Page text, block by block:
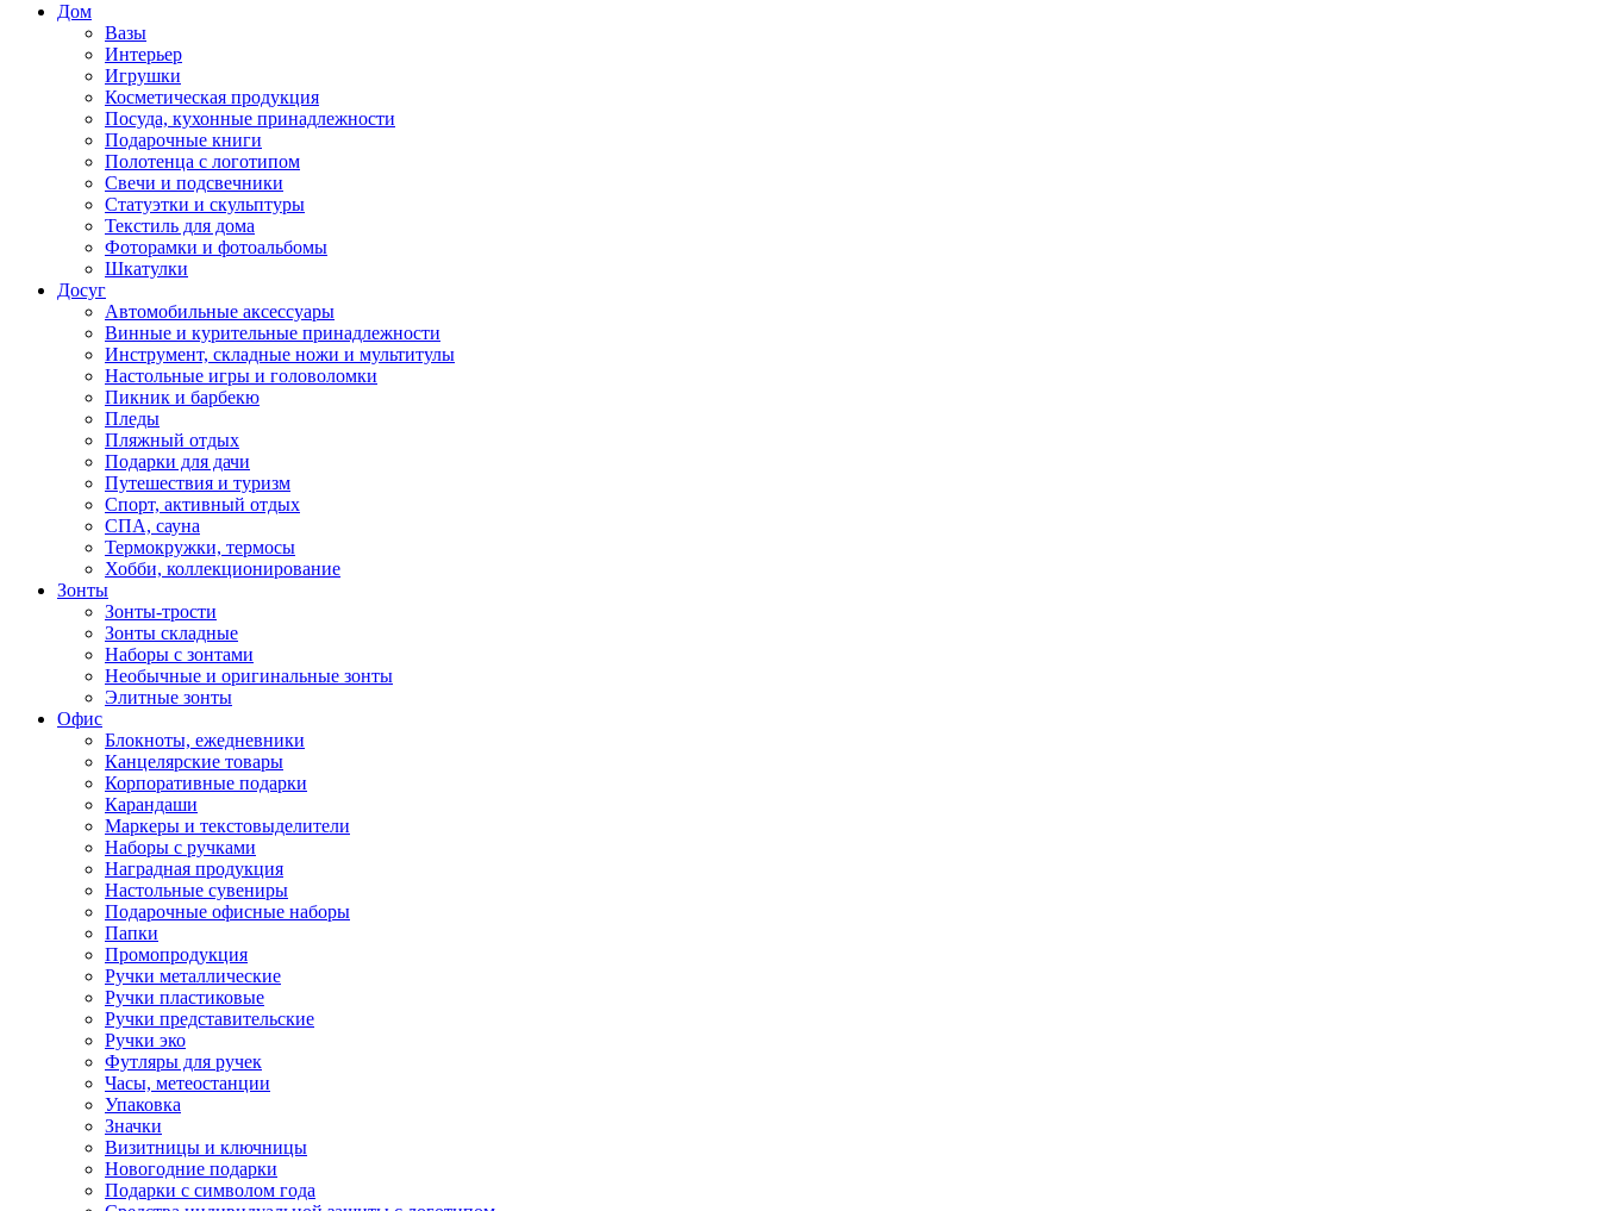
Дом
Вазы
Интерьер
Игрушки
Косметическая продукция
Посуда, кухонные принадлежности
Подарочные книги
Полотенца с логотипом
Свечи и подсвечники
Статуэтки и скульптуры
Текстиль для дома
Фоторамки и фотоальбомы
Шкатулки
Досуг
Автомобильные аксессуары
Винные и курительные принадлежности
Инструмент, складные ножи и мультитулы
Настольные игры и головоломки
Пикник и барбекю
Пледы
Пляжный отдых
Подарки для дачи
Путешествия и туризм
Спорт, активный отдых
СПА, сауна
Термокружки, термосы
Хобби, коллекционирование
Зонты
Зонты-трости
Зонты складные
Наборы с зонтами
Необычные и оригинальные зонты
Элитные зонты
Офис
Блокноты, ежедневники
Канцелярские товары
Корпоративные подарки
Карандаши
Маркеры и текстовыделители
Наборы с ручками
Наградная продукция
Настольные сувениры
Подарочные офисные наборы
Папки
Промопродукция
Ручки металлические
Ручки пластиковые
Ручки представительские
Ручки эко
Футляры для ручек
Часы, метеостанции
Упаковка
Значки
Визитницы и ключницы
Новогодние подарки
Подарки с символом года